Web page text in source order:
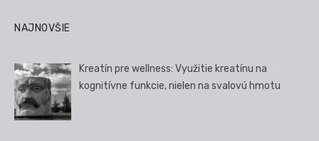
NAJNOVŠIE
Kreatín pre wellness: Využitie kreatínu na
kognitívne funkcie, nielen na svalovú hmotu